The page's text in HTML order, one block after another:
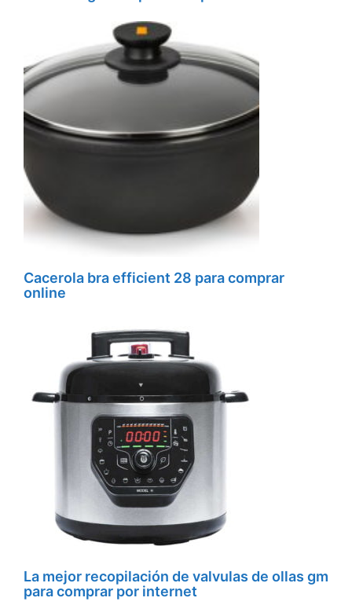
Cacerola bra efficient 28 para comprar
online
La mejor recopilación de valvulas de ollas gm
para comprar por internet